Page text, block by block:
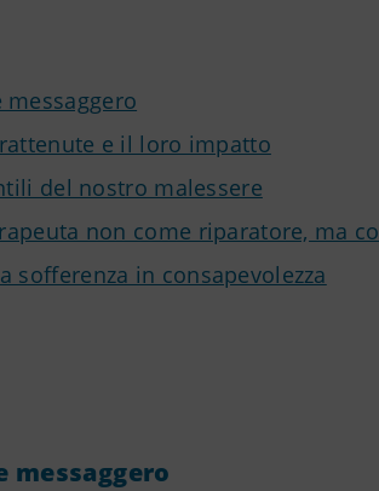
e il loro impatto
del nostro malessere
non come riparatore, ma
sofferenza in consapevolezza
messaggero